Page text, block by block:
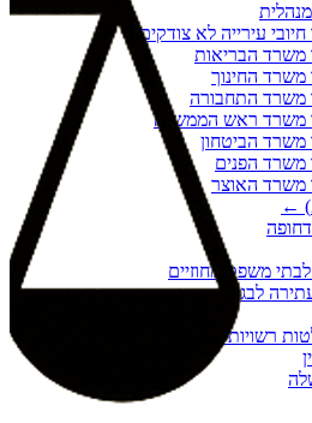
עירייה לא צודקים
משרד הבריאות
החינוך
משרד התחבורה
משרד ראש הממשלה
הביטחון
משרד הפנים
משרד האוצר
) ←
משפט מחוזיים
לבג"ץ
רשויות מקומיות